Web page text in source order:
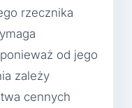
rzecznika
od jego
zależy
cennych